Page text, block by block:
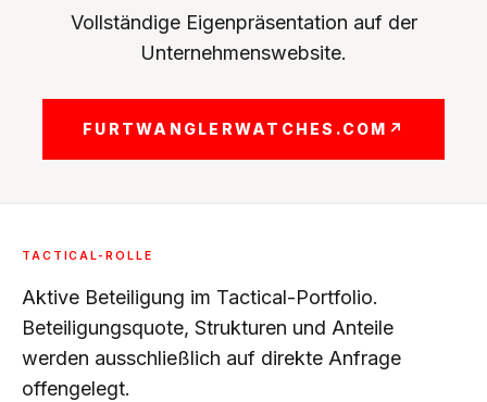
Vollständige Eigenpräsentation auf der
Unternehmenswebsite.
FURTWANGLERWATCHES.COM ↗
TACTICAL-ROLLE
Aktive Beteiligung im Tactical-Portfolio.
Beteiligungsquote, Strukturen und Anteile
werden ausschließlich auf direkte Anfrage
offengelegt.